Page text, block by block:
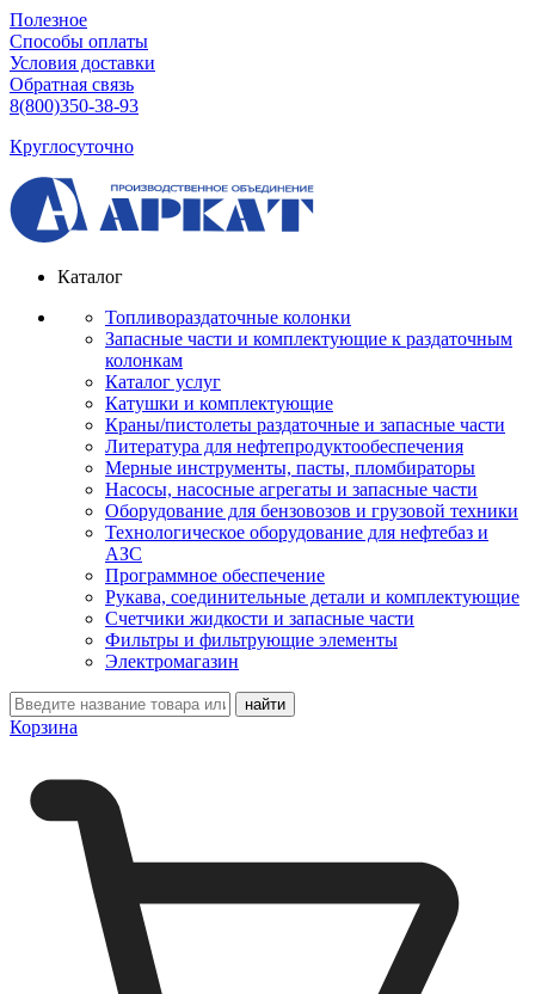
Полезное
Способы оплаты
Условия доставки
Обратная связь
8(800)350-38-93
Круглосуточно
Каталог
Топливораздаточные колонки
Запасные части и комплектующие к раздаточным
колонкам
Каталог услуг
Катушки и комплектующие
Краны/пистолеты раздаточные и запасные части
Литература для нефтепродуктообеспечения
Мерные инструменты, пасты, пломбираторы
Насосы, насосные агрегаты и запасные части
Оборудование для бензовозов и грузовой техники
Технологическое оборудование для нефтебаз и
АЗС
Программное обеспечение
Рукава, соединительные детали и комплектующие
Счетчики жидкости и запасные части
Фильтры и фильтрующие элементы
Электромагазин
Корзина